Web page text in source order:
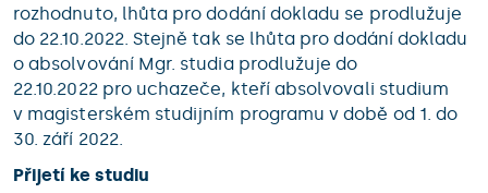
rozhodnuto, lhůta pro dodání dokladu se prodlužuje
do 22.10.2022. Stejně tak se lhůta pro dodání dokladu
o absolvování Mgr. studia prodlužuje do
22.10.2022 pro uchazeče, kteří absolvovali studium
v magisterském studijním programu v době od 1. do
30. září 2022.
Přijetí ke studiu